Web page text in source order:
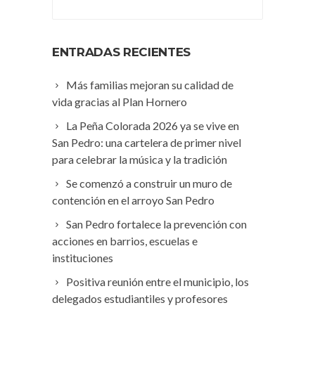
ENTRADAS RECIENTES
Más familias mejoran su calidad de
vida gracias al Plan Hornero
La Peña Colorada 2026 ya se vive en
San Pedro: una cartelera de primer nivel
para celebrar la música y la tradición
Se comenzó a construir un muro de
contención en el arroyo San Pedro
San Pedro fortalece la prevención con
acciones en barrios, escuelas e
instituciones
Positiva reunión entre el municipio, los
delegados estudiantiles y profesores